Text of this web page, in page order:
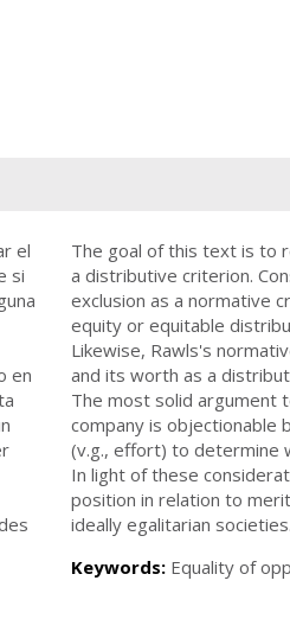
el
si
en
The goal of this text is to
a distributive criterion.
exclusion as a normative
equity or equitable
Likewise, Rawls's
and its worth as a
The most solid argument
company is objectionable
(v.g., effort) to determine
In light of these
position in relation to
ideally egalitarian societies.
Keywords: Equality of